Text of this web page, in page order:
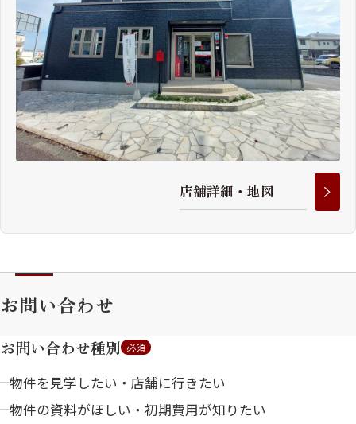
店舗詳細 ・地図
お問い合わせ
お問い合わせ種別 必須
物件を見学したい・店舗に行きたい
物件の資料がほしい・初期費用が知りたい